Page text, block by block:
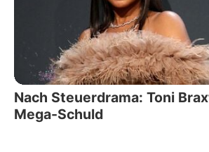
Nach Steuerdrama: Toni
Mega-Schuld